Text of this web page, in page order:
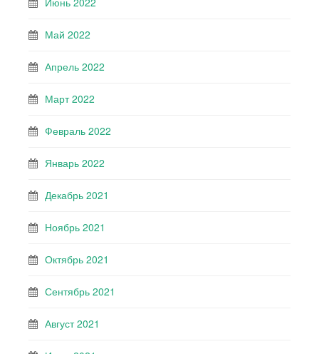
Май 2022
Апрель 2022
Март 2022
Февраль 2022
Январь 2022
Декабрь 2021
Ноябрь 2021
Октябрь 2021
Сентябрь 2021
Август 2021